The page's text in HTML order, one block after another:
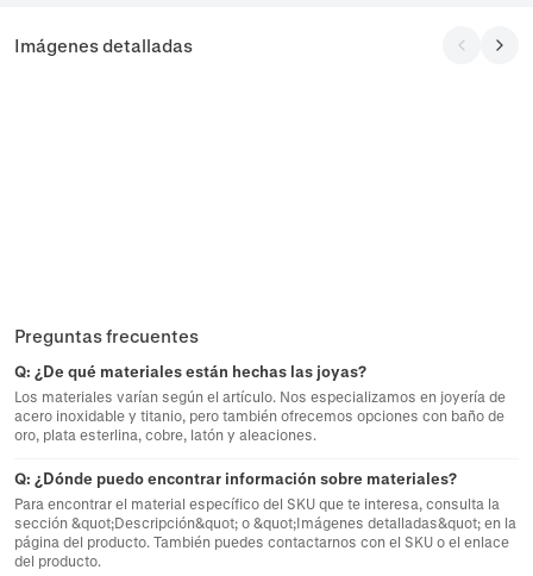
Imágenes detalladas
Preguntas frecuentes
Q: ¿De qué materiales están hechas las joyas?
Los materiales varían según el artículo. Nos especializamos en joyería de
acero inoxidable y titanio, pero también ofrecemos opciones con baño de
oro, plata esterlina, cobre, latón y aleaciones.
Q: ¿Dónde puedo encontrar información sobre materiales?
Para encontrar el material específico del SKU que te interesa, consulta la
sección &quot;Descripción&quot; o &quot;Imágenes detalladas&quot; en la
página del producto. También puedes contactarnos con el SKU o el enlace
del producto.